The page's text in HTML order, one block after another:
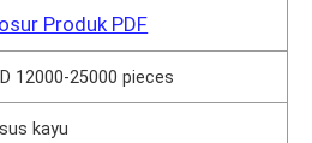
Produk PDF
12000-25000 pieces
kayu